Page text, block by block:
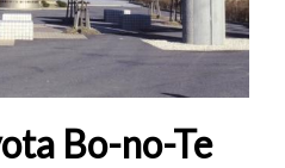
Bo-no-Te